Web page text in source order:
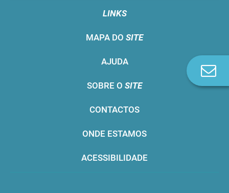
LINKS
MAPA DO SITE
AJUDA
SOBRE O SITE
CONTACTOS
ONDE ESTAMOS
ACESSIBILIDADE